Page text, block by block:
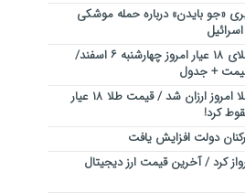
«جو بایدن» درباره حمله موشکی
قیمت طلای ۱۸ عیار امروز چهارشنبه ۶ اسفند/
+ جدول
قیمت طلا امروز ارزان شد / قیمت طلا ۱۸ عیار
کرد!
دولت افزایش یافت
کرد / آخرین قیمت ارز دیجیتال